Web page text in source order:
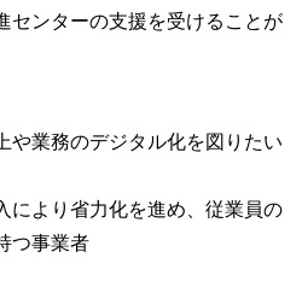
センターの支援を受けることが
や業務のデジタル化を図りたい
により省力化を進め、従業員の
つ事業者